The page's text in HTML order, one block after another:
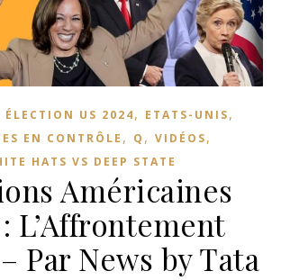
ÉLECTION US 2024, ETATS-UNIS,
EN CONTRÔLE , Q , VIDÉOS,
HATS VS DEEP STATE
Américaines
L’Affrontement
Par News by Tata